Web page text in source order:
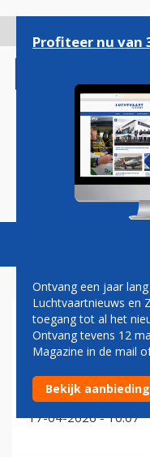
gaan
Magazine
'Opgeblazen
te leggen
17-04-2026 - 10:07
Profiteer nu van
Ontvang een jaar
Luchtvaartnieuws en
toegang tot al het
Ontvang tevens 12
Magazine in de mail
Bekijk aanbieding